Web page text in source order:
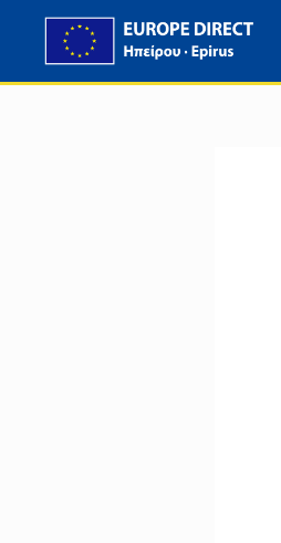
περιεχόμενο
περιεχόμενο